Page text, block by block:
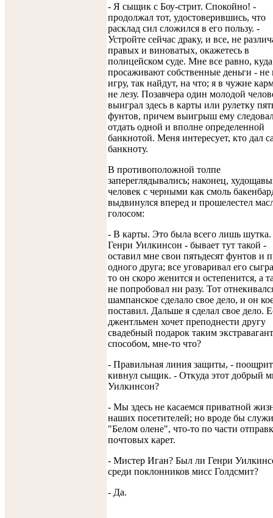
- Я сыщик с Боу-стрит. Спокойно! -
продолжал тот, удостоверившись, что
расклад сил сложился в его пользу. -
Устройте сейчас драку, и все, не
правых и виноватых, окажетесь в
полицейском суде. Мне все равно,
просаживают собственные деньги - не
игру, так найдут, на что; я в чужие
не лезу. Позавчера один молодой
выиграл здесь в карты или рулетку
фунтов, причем выигрыш ему
отдать одной и вполне определенной
банкнотой. Меня интересует, кто дал
банкноту.
В противоположной толпе
запереглядывались; наконец,
человек с черными как смоль
выдвинулся вперед и прошелестел
голосом:
- В карты. Это была всего лишь шутка.
Генри Уилкинсон - бывает тут такой -
оставил мне свои пятьдесят фунтов и
одного друга; все уговаривал его
то он скоро женится и остепенится, а
не попробовал ни разу. Тот
шампанское сделало свое дело, и он
поставил. Дальше я сделал свое дело.
джентльмен хочет преподнести другу
свадебный подарок таким
способом, мне-то что?
- Правильная линия защиты, -
кивнул сыщик. - Откуда этот добрый
Уилкинсон?
- Мы здесь не касаемся приватной
наших посетителей; но вроде бы
"Белом олене", что-то по части
почтовых карет.
- Мистер Иган? Был ли Генри
среди поклонников мисс Голдсмит?
- Да.